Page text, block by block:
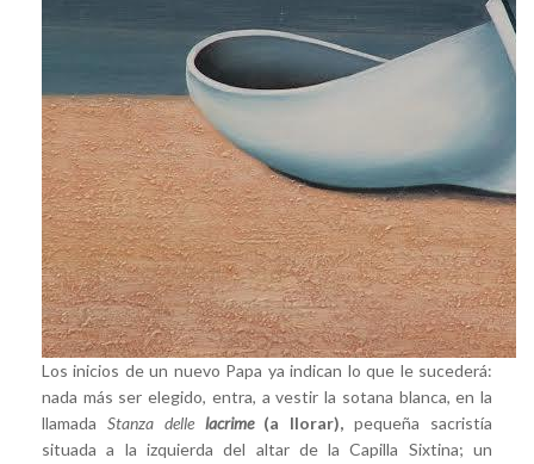
Los inicios de un nuevo Papa ya indican lo que le sucederá:
nada más ser elegido, entra, a vestir la sotana blanca, en la
llamada Stanza delle lacrime(a llorar), pequeña sacristía
situada a la izquierda del altar de la Capilla Sixtina; un